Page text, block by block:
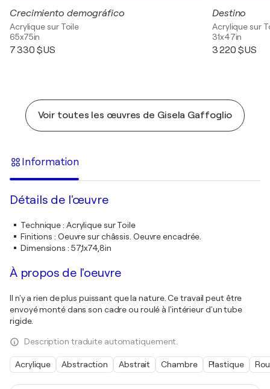
Crecimiento demográfico
Acrylique sur Toile
65x75in
7 330 $US
Destino
Acrylique sur
31x47in
3 220 $US
Voir toutes les œuvres de Gisela Gaffoglio
Information
Détails de l'œuvre
Technique: Acrylique sur Toile
Finitions : Oeuvre sur châssis. Oeuvre encadrée.
Dimensions : 57,1x74,8in
À propos de l'oeuvre
Il n'y a rien de plus puissant que la nature. Ce travail peut être
envoyé monté dans son cadre ou roulé à l'intérieur d'un tube
rigide.
Description traduite automatiquement.
Acrylique Abstraction Abstrait Chambre Plastique